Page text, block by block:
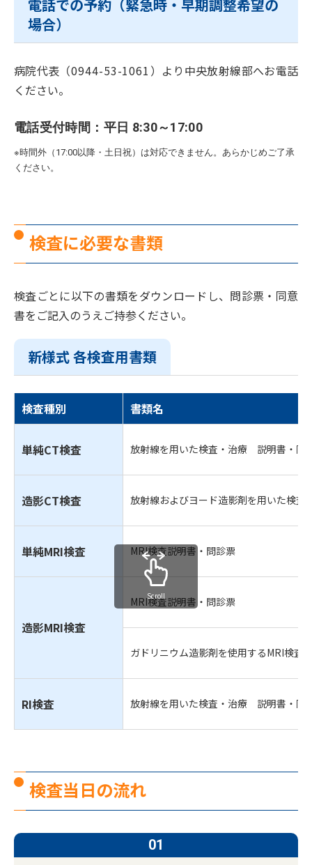
電話での予約（緊急時・早期調整希望の
場合）
病院代表（0944-53-1061 ）より中央放射線部へお電話
ください。
電話受付時間： 平日 8:30～17:00
※時間外（17:00以降・土日祝）は対応できません。あらかじめご了承
ください。
検査に必要な書類
検査ごとに以下の書類をダウンロードし、問診票・同意
書をご記入のうえご持参ください。
新様式 各検査用書類
検査種別 書類名
単純CT検査 放射線を用いた検査・治療 説明書・同
造影CT検査 放射線およびヨード造影剤を用いた検
単純MRI検査 MRI検査説明書・問診票
造影MRI検査
MRI検査説明書・問診票
ガドリニウム造影剤を使用するMRI検査
RI検査 放射線を用いた検査・治療 説明書・同
Scroll
検査当日の流れ
01